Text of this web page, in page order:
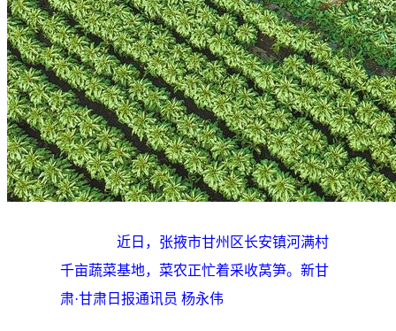
近日，张掖市甘州区长安镇河满村
千亩蔬菜基地，菜农正忙着采收莴笋。新甘
肃·甘肃日报通讯员 杨永伟